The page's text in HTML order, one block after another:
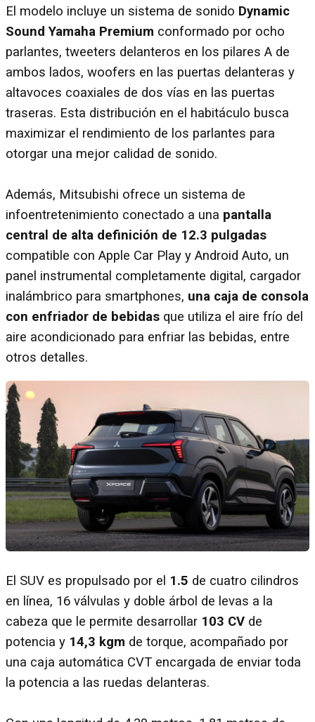
El modelo incluye un sistema de sonido Dynamic
Sound Yamaha Premium conformado por ocho
parlantes, tweeters delanteros en los pilares A de
ambos lados, woofers en las puertas delanteras y
altavoces coaxiales de dos vías en las puertas
traseras. Esta distribución en el habitáculo busca
maximizar el rendimiento de los parlantes para
otorgar una mejor calidad de sonido.
Además, Mitsubishi ofrece un sistema de
infoentretenimiento conectado a una pantalla
central de alta definición de 12.3 pulgadas
compatible con Apple Car Play y Android Auto, un
panel instrumental completamente digital, cargador
inalámbrico para smartphones, una caja de consola
con enfriador de bebidas que utiliza el aire frío del
aire acondicionado para enfriar las bebidas, entre
otros detalles.
El SUV es propulsado por el 1.5 de cuatro cilindros
en línea, 16 válvulas y doble árbol de levas a la
cabeza que le permite desarrollar 103 CV de
potencia y 14,3 kgm de torque, acompañado por
una caja automática CVT encargada de enviar toda
la potencia a las ruedas delanteras.